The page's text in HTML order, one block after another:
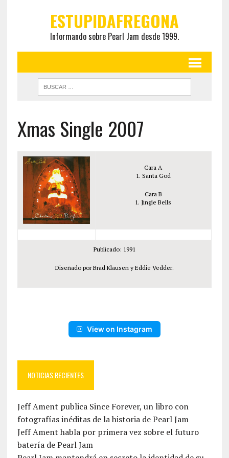
ESTUPIDAFREGONA
Informando sobre Pearl Jam desde 1999.
Xmas Single 2007
Cara A
1. Santa God
Cara B
1. Jingle Bells
Publicado: 1991
Diseñado por Brad Klausen y Eddie Vedder.
View on Instagram
NOTICIAS RECIENTES
Jeff Ament publica Since Forever, un libro con
fotografías inéditas de la historia de Pearl Jam
Jeff Ament habla por primera vez sobre el futuro
batería de Pearl Jam